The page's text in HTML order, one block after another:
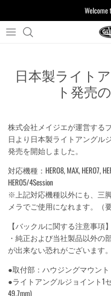
ッ
Welcome
お客様からいただいた
ます
注文について
日本製ライト
ト発売
株式会社メイジエが運営するブ
日より日本製ライトアングルジ
発売を開始しました。
対応機種：HERO8, MAX, HERO7,
HERO5/4Session
※上記対応機種以外にも、三
メラでご使用になれます。（
【バックルに関する注意事項】
・純正および当社製品以外の
が出来ない恐れがございます
●取付部：ハウジングマウント
●ライトアングルジョイント1
49.7mm)